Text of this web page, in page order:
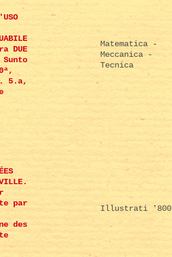
DUE
Sunto
5.a,
Matematica -
Meccanica -
Tecnica
par
des
Illustrati '800